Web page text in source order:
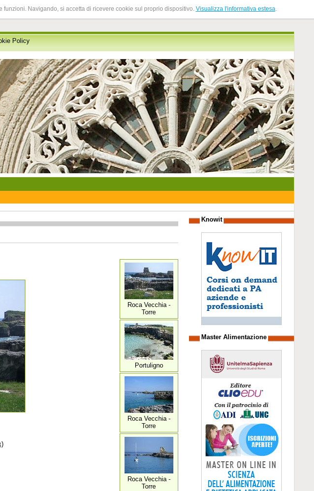
Navigando, si accetta di ricevere cookie sul proprio dispositivo. Visualizza l'informativa estesa.
Policy
Roca Vecchia -
Torre
Portuligno
Roca Vecchia -
Torre
Roca Vecchia -
Torre
Knowit
Master Alimentazione